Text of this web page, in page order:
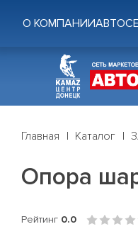
О КОМПАНИИ
Главная Каталог
Опора
Рейтинг 0.0